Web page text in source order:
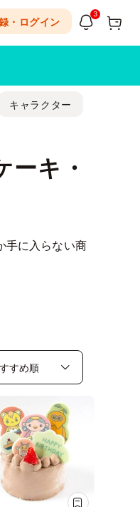
・ログイン
3
キャラクター
キ・
手に入らない商